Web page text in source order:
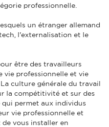
professionnelle.
un étranger allemand
l'externalisation et le
être des travailleurs
vie professionnelle et vie
culture générale du travail
la compétitivité et sur des
permet aux individus
vie professionnelle et
de vous installer en